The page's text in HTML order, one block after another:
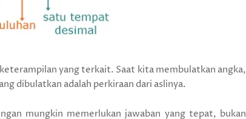
yang terkait. Saat kita membulatkan angka,
dibulatkan adalah perkiraan dari aslinya.
mungkin memerlukan jawaban yang tepat, bukan